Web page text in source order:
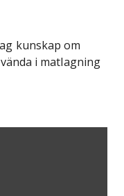
kunskap om
i matlagning